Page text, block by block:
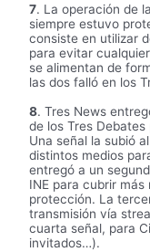
7. La operación de
siempre estuvo
consiste en utilizar
para evitar
se alimentan de
las dos falló en los
8. Tres News
de los Tres
Una señal la subió
distintos medios
entregó a un
INE para cubrir
protección. La
transmisión vía
cuarta señal, para
invitados…).